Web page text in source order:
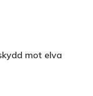
mot elva